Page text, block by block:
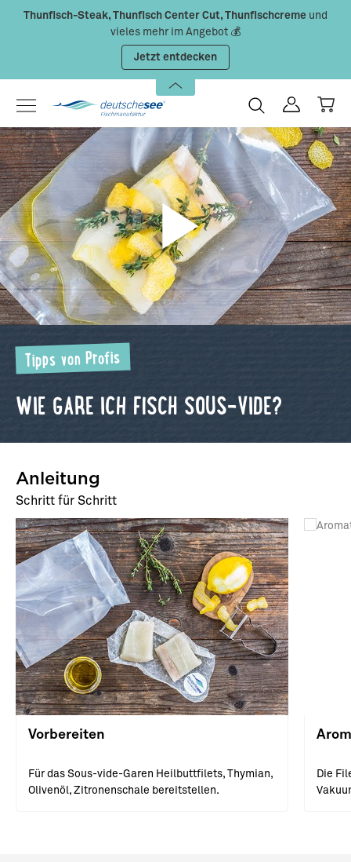
Zum Hauptinhalt springen
Thunfisch-Steak, Thunfisch Center Cut, Thunfischcreme und
vieles mehr im Angebot 💰
Jetzt entdecken
Tipps von Profis
WIE GARE ICH FISCH SOUS-VIDE?
Anleitung
Schritt für Schritt
Vorbereiten
Für das Sous-vide-Garen Heilbuttfilets, Thymian,
Olivenöl, Zitronenschale bereitstellen.
Die